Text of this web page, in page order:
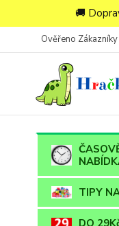
🚚
Ověřeno
TIPY
DO